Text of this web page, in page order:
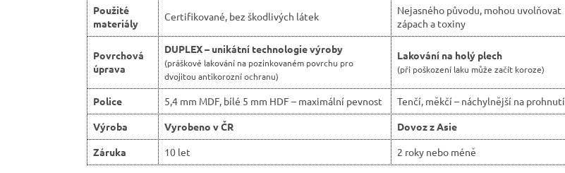
Použité
materiály
Certifikované, bez škodlivých látek
Nejasného původu, mohou uvolňovat
zápach a toxiny
Povrchová
úprava
DUPLEX – unikátní technologie výroby
(práškové lakování na pozinkovaném povrchu pro
dvojitou antikorozní ochranu)
Lakování na holý plech
(při poškození laku může začít koroze)
Police 5,4 mm MDF, bílé 5 mm HDF – maximální pevnost
Tenčí, měkčí – náchylnější na prohnutí
Výroba
Vyrobeno v ČR
Dovoz z Asie
Záruka
10 let 2 roky nebo méně